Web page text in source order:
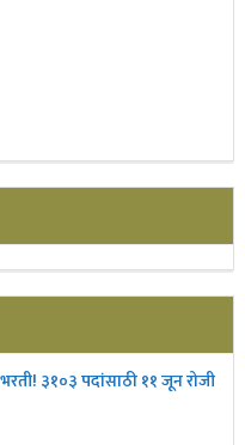
३१०३ पदांसाठी ११ जून रोजी